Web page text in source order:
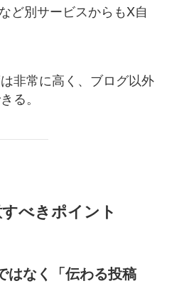
ど別サービスからもX自
非常に高く、ブログ以外
る。
べきポイント
はなく「伝わる投稿